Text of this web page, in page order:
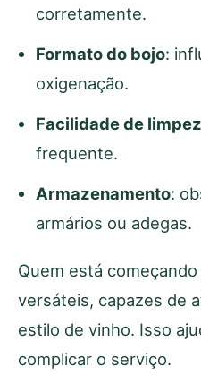
corretamente.
Formato do bojo:
oxigenação.
Facilidade de
frequente.
Armazenamento:
armários ou adegas.
Quem está
versáteis, capazes de
estilo de vinho. Isso
complicar o serviço.